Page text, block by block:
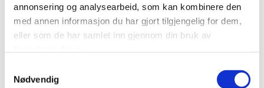
annonsering og analysearbeid, som kan kombinere den
med annen informasjon du har gjort tilgjengelig for dem,
eller som de har samlet inn gjennom din bruk av
Nødvendig